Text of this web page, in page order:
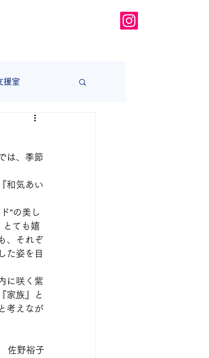
援室
は、季節
和気あい
”の美し
とても嬉
、それぞ
た姿を目
に咲く紫
家族』と
考えなが
佐野裕子